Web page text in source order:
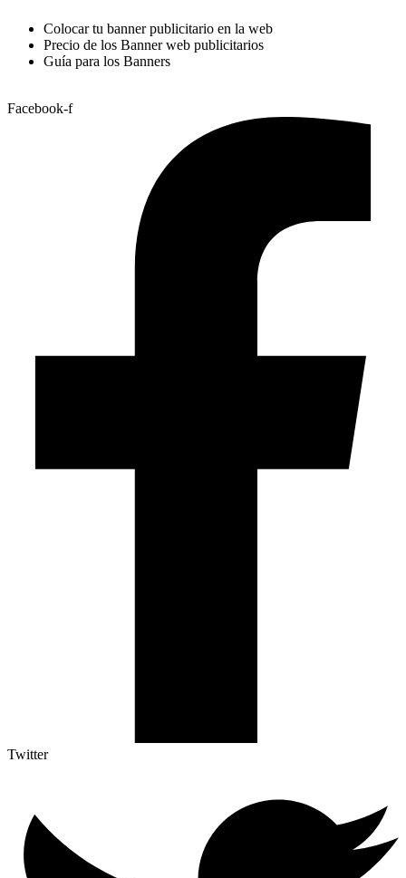
Colocar tu banner publicitario en la web
Precio de los Banner web publicitarios
Guía para los Banners
Facebook-f
Twitter